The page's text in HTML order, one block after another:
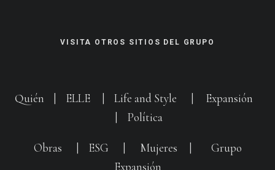
VISITA OTROS SITIOS DEL GRUPO
Quién ELLE Life and Style
Expansión
Política
Obras ESG Mujeres
Grupo
Expansión